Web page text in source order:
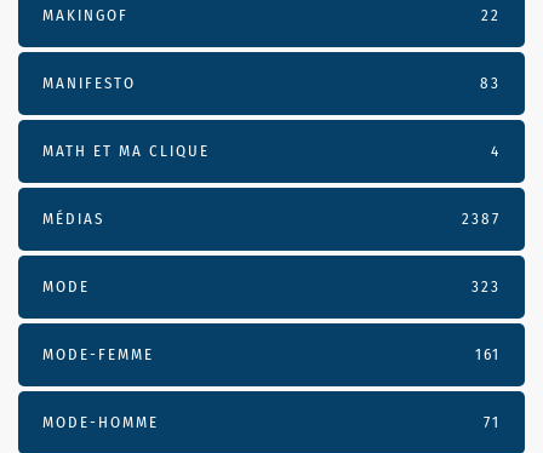
MAKINGOF 22
MANIFESTO 83
MATH ET MA CLIQUE 4
MÉDIAS 2387
MODE 323
MODE-FEMME 161
MODE-HOMME 71